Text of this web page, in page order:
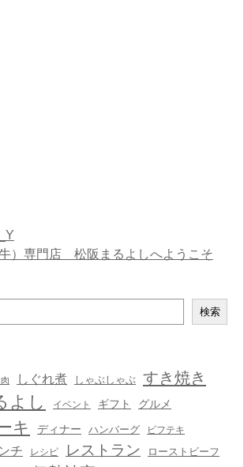
）専門店 松阪まるよしへようこそ
検索
しぐれ煮 しゃぶしゃぶ すき焼き
よし イベント ギフト グルメ
キ ディナー ハンバーグ ビフテキ
チ レシピ レストラン ローストビーフ